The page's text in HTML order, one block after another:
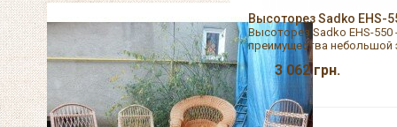
Высоторез Sadko
Высоторез Sadko EHS-
преимущества небольшой
3 062грн.